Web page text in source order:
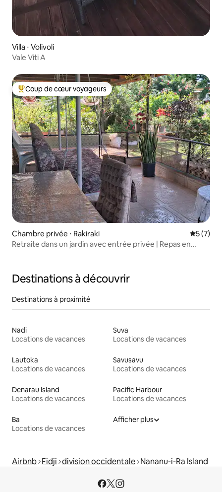
Villa ⋅ Volivoli
Vale Viti A
Coups de cœur voyageurs les plus appréciés
Coup de cœur voyageurs
Chambre privée ⋅ Rakiraki
5 (7)
Retraite dans un jardin avec entrée privée | Repas en
Destinations à découvrir
Destinations à proximité
Nadi
Locations de vacances
Suva
Locations de vacances
Lautoka
Locations de vacances
Savusavu
Locations de vacances
Denarau Island
Locations de vacances
Pacific Harbour
Locations de vacances
Ba
Locations de vacances
Afficher plus
Airbnb Fidji division occidentale Nananu-i-Ra Island